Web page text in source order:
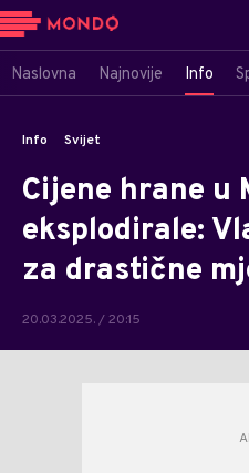
Naslovna Najnovije Info
Info Svijet
Cijene hrane u
eksplodirale:
za drastične
20.03.2025. / 20:15